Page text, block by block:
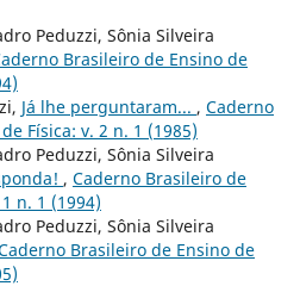
Peduzzi, Sônia Silveira
Brasileiro de Ensino de
Já lhe perguntaram... , Caderno
Física: v. 2 n. 1 (1985)
Peduzzi, Sônia Silveira
, Caderno Brasileiro de
n. 1 (1994)
Peduzzi, Sônia Silveira
Brasileiro de Ensino de